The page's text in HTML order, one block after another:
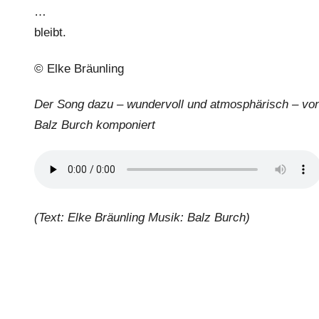
…
bleibt.
© Elke Bräunling
Der Song dazu – wundervoll und atmosphärisch –
Balz Burch komponiert
(Text: Elke Bräunling Musik: Balz Burch)